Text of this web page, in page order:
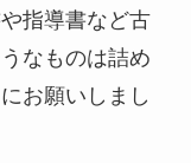
指導書など古
なものは詰め
にお願いしまし